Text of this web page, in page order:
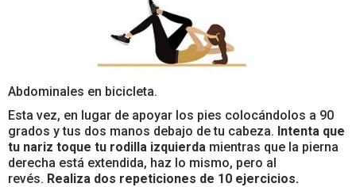
Abdominales en bicicleta.
Esta vez, en lugar de apoyar los pies colocándolos a 90
grados y tus dos manos debajo de tu cabeza. Intenta que
tu nariz toque tu rodilla izquierda mientras que la pierna
derecha está extendida, haz lo mismo, pero al
revés. Realiza dos repeticiones de 10 ejercicios.